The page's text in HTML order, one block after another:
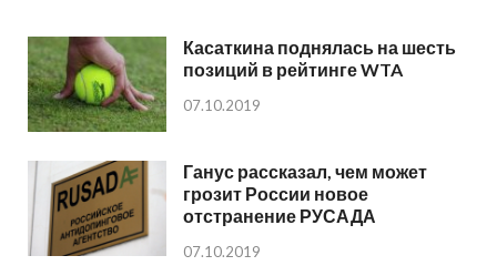
Касаткина поднялась на шесть
позиций в рейтинге WTA
07.10.2019
Ганус рассказал, чем может
грозит России новое
отстранение РУСАДА
07.10.2019